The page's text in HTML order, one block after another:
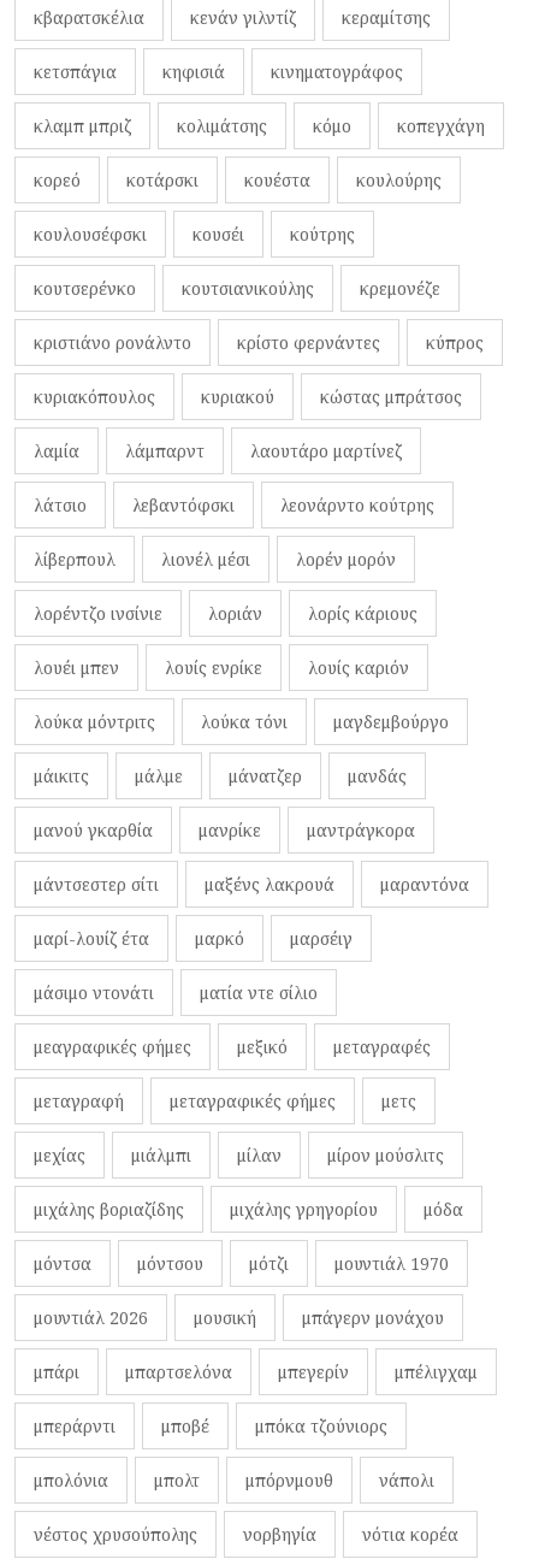
κβαρατσκέλια κενάν γιλντίζ κεραμίτσης
κετσπάγια κηφισιά κινηματογράφος
κλαμπ μπριζ κολιμάτσης κόμο κοπεγχάγη
κορεό κοτάρσκι κουέστα κουλούρης
κουλουσέφσκι κουσέι κούτρης
κουτσερένκο κουτσιανικούλης κρεμονέζε
κριστιάνο ρονάλντο κρίστο φερνάντες κύπρος
κυριακόπουλος κυριακού κώστας μπράτσος
λαμία λάμπαρντ λαουτάρο μαρτίνεζ
λάτσιο λεβαντόφσκι λεονάρντο κούτρης
λίβερπουλ λιονέλ μέσι λορέν μορόν
λορέντζο ινσίνιε λοριάν λορίς κάριους
λουέι μπεν λουίς ενρίκε λουίς καριόν
λούκα μόντριτς λούκα τόνι μαγδεμβούργο
μάικιτς μάλμε μάνατζερ μανδάς
μανού γκαρθία μανρίκε μαντράγκορα
μάντσεστερ σίτι μαξένς λακρουά μαραντόνα
μαρί-λουίζ έτα μαρκό μαρσέιγ
μάσιμο ντονάτι ματία ντε σίλιο
μεαγραφικές φήμες μεξικό μεταγραφές
μεταγραφή μεταγραφικές φήμες μετς
μεχίας μιάλμπι μίλαν μίρον μούσλιτς
μιχάλης βοριαζίδης μιχάλης γρηγορίου μόδα
μόντσα μόντσου μότζι μουντιάλ 1970
μουντιάλ 2026 μουσική μπάγερν μονάχου
μπάρι μπαρτσελόνα μπεγερίν μπέλιγχαμ
μπεράρντι μποβέ μπόκα τζούνιορς
μπολόνια μπολτ μπόρνμουθ νάπολι
νέστος χρυσούπολης νορβηγία νότια κορέα